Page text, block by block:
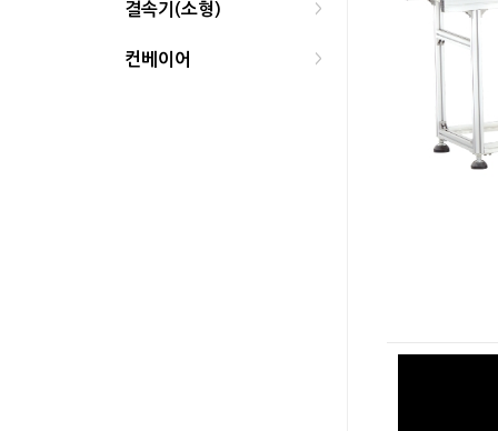
결속기(소형) >
컨베이어 >